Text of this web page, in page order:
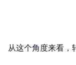
从这个角度来看，